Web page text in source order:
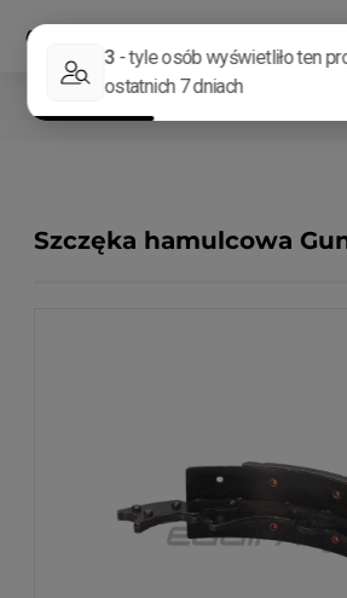
Szczęka hamulcowa